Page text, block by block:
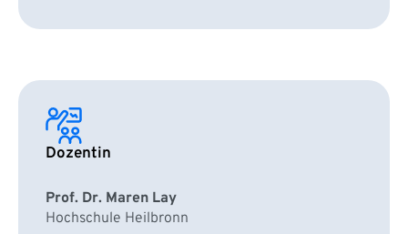
Dozentin
Prof. Dr. Maren Lay
Hochschule Heilbronn